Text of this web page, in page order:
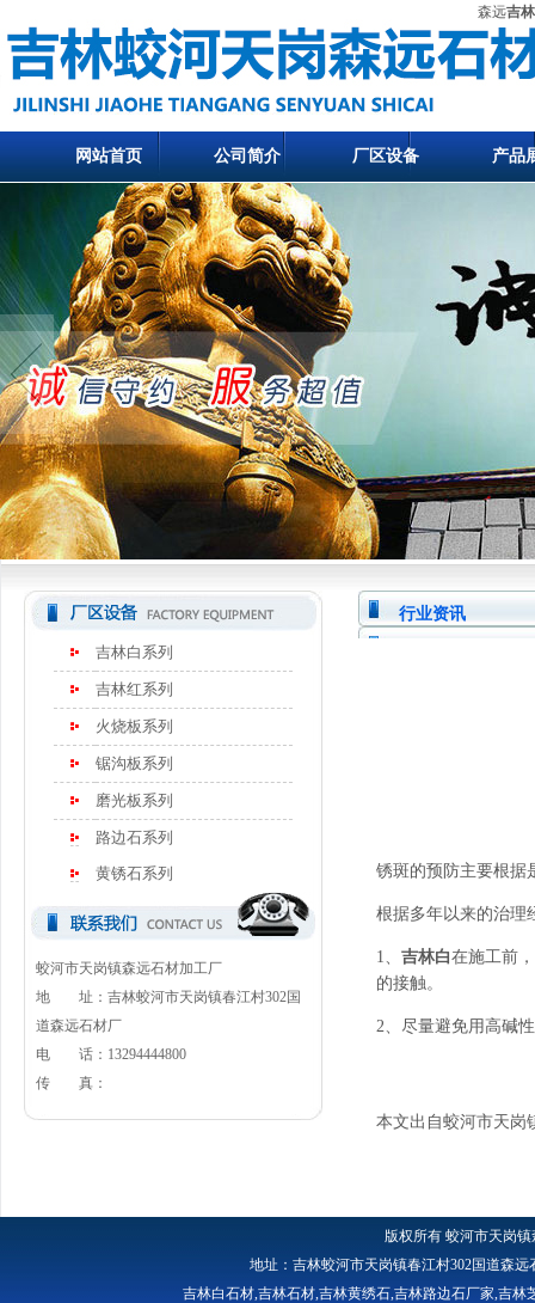
森远吉
网站首页 公司简介 厂区设备 产品
吉林白系列
吉林红系列
火烧板系列
锯沟板系列
磨光板系列
路边石系列
黄锈石系列
蛟河市天岗镇森远石材加工厂
地 址：吉林蛟河市天岗镇春江村302国
道森远石材厂
电 话：13294444800
传 真：
行业资讯
锈斑的预防主要根据
根据多年以来的治理
1、 吉林白在施工前
的接触。
2、尽量避免用高碱
本文出自蛟河市天岗
版权所有蛟河市天岗
地址：吉林蛟河市天岗镇春江村302国道森远
吉林白石材,吉林石材,吉林黄绣石,吉林路边石厂家,吉林